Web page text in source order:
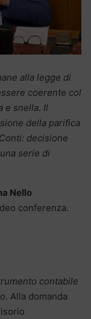
alla legge di
coerente col
e snella. Il
della parifica
decisione
serie di
Nello
conferenza.
contabile
Alla domanda